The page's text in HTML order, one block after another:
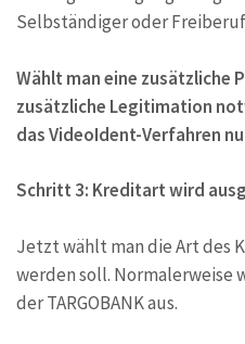
Selbständiger oder
Wählt man eine zusätzliche
zusätzliche Legitimation
das VideoIdent-Verfahren
Schritt 3: Kreditart wird
Jetzt wählt man die Art des
werden soll. Normalerweise
der TARGOBANK aus.